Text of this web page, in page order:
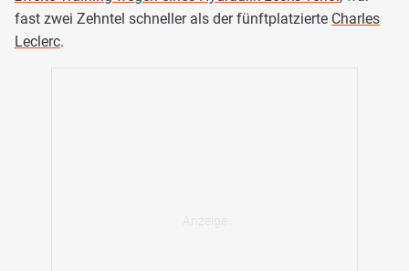
fast zwei Zehntel schneller als der fünftplatzierte Charles
Leclerc.